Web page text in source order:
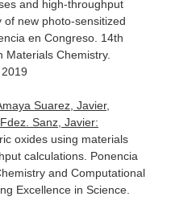
and high-throughput
new photo-sensitized
en Congreso. 14th
Materials Chemistry.
Suarez, Javier,
Sanz, Javier:
oxides using materials
calculations. Ponencia
and Computational
Excellence in Science.